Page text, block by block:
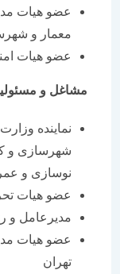
عضو هیات مدیره
معمار و شهرساز
عضو هیات امناء
مشاغل و مسئولیت ها:
نماینده وزارت
شهرسازی و كمیته
نوسازی و عمران
عضو هیات
مدیرعامل و رئیس
عضو هیات مدیره